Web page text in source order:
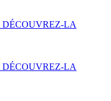
DÉCOUVREZ-LA
DÉCOUVREZ-LA